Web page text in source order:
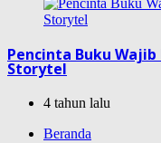
Pencinta Buku
Storytel
4 tahun lalu
Beranda